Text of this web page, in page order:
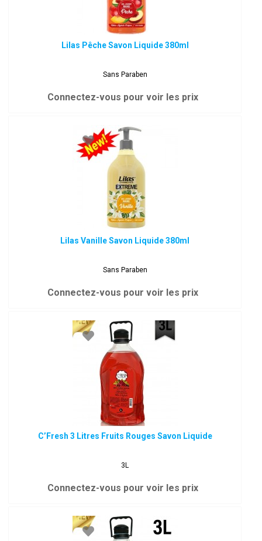
Lilas Pêche Savon Liquide 380ml
Sans Paraben
Connectez-vous pour voir les prix
Lilas Vanille Savon Liquide 380ml
Sans Paraben
Connectez-vous pour voir les prix
C’Fresh 3 Litres Fruits Rouges Savon Liquide
3L
Connectez-vous pour voir les prix